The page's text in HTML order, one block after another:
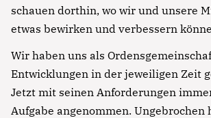
schauen dorthin, wo wir und unsere
etwas bewirken und verbessern
Wir haben uns als
Entwicklungen in der jeweiligen Zeit
Jetzt mit seinen Anforderungen
Aufgabe angenommen. Ungebrochen